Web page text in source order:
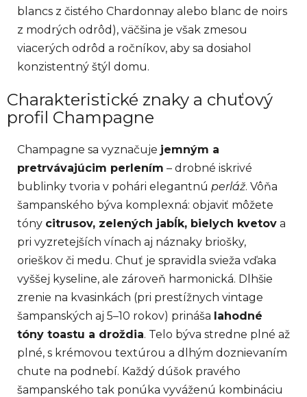
blancs z čistého Chardonnay alebo blanc de noirs
z modrých odrôd), väčšina je však zmesou
viacerých odrôd a ročníkov, aby sa dosiahol
konzistentný štýl domu.
Charakteristické znaky a chuťový
profil Champagne
Champagne sa vyznačuje jemným a
pretrvávajúcim perlením – drobné iskrivé
bublinky tvoria v pohári elegantnú perláž. Vôňa
šampanského býva komplexná: objaviť môžete
tóny citrusov, zelených jabĺk, bielych kvetov a
pri vyzretejších vínach aj náznaky briošky,
orieškov či medu. Chuť je spravidla svieža vďaka
vyššej kyseline, ale zároveň harmonická. Dlhšie
zrenie na kvasinkách (pri prestížnych vintage
šampanských aj 5–10 rokov) prináša lahodné
tóny toastu a droždia. Telo býva stredne plné až
plné, s krémovou textúrou a dlhým doznievaním
chute na podnebí. Každý dúšok pravého
šampanského tak ponúka vyváženú kombináciu